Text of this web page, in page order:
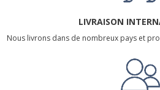
LIVRAISON
Nous livrons dans de nombreux pays et